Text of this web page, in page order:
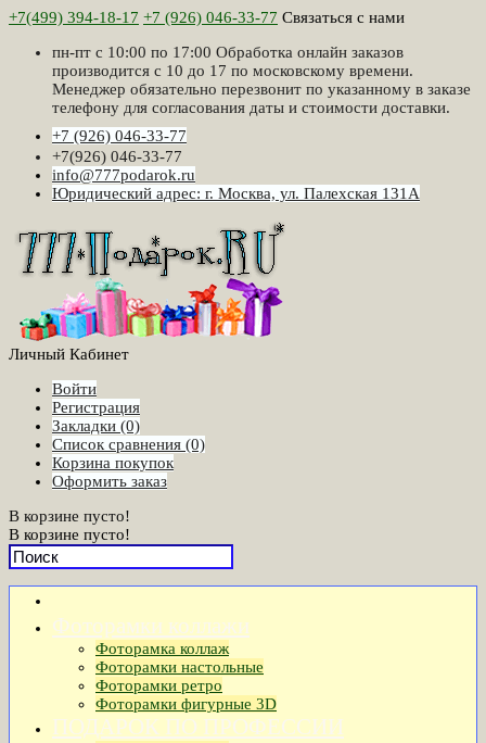
+7(499) 394-18-17 +7 (926) 046-33-77 Связаться с нами
пн-пт с 10:00 по 17:00 Обработка онлайн заказов
производится с 10 до 17 по московскому времени.
Менеджер обязательно перезвонит по указанному в заказе
телефону для согласования даты и стоимости доставки.
+7 (926) 046-33-77
+7(926) 046-33-77
info@777podarok.ru
Юридический адрес: г. Москва, ул. Палехская 131А
Личный Кабинет
Войти
Регистрация
Закладки (0)
Список сравнения (0)
Корзина покупок
Оформить заказ
В корзине пусто!
В корзине пусто!
Фоторамки коллажи
Фоторамка коллаж
Фоторамки настольные
Фоторамки ретро
Фоторамки фигурные 3D
ПОДАРОК ПО ПРОФЕССИИ